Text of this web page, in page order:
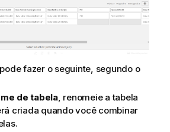
fazer o seguinte, segundo o
de tabela, renomeie a tabela
criada quando você combinar